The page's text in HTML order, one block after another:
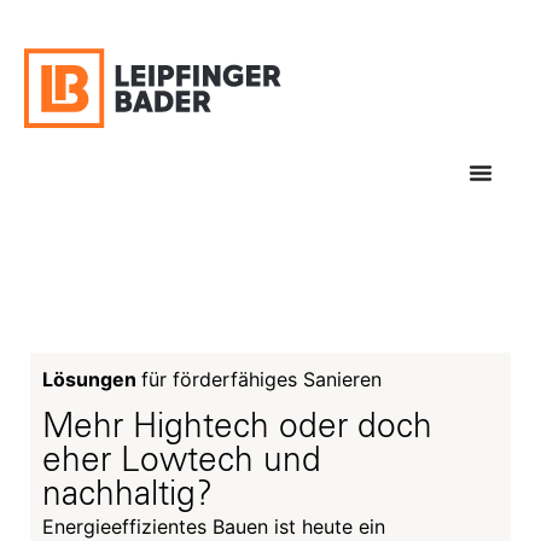
Lösungen für förderfähiges Sanieren
Mehr Hightech oder doch
eher Lowtech und
nachhaltig?
Energieeffizientes Bauen ist heute ein